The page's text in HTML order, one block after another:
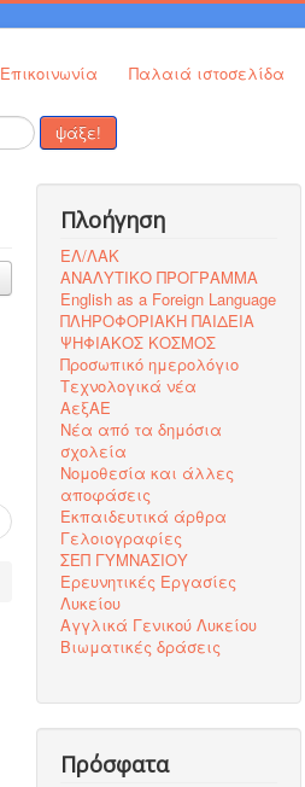
Επικοινωνία Παλαιά ιστοσελίδα
ψάξε!
Πλοήγηση
ΕΛ/ΛΑΚ
ΑΝΑΛΥΤΙΚΟ ΠΡΟΓΡΑΜΜΑ
English as a Foreign Language
ΠΛΗΡΟΦΟΡΙΑΚΗ ΠΑΙΔΕΙΑ
ΨΗΦΙΑΚΟΣ ΚΟΣΜΟΣ
Προσωπικό ημερολόγιο
Τεχνολογικά νέα
ΑεξΑΕ
Νέα από τα δημόσια
σχολεία
Νομοθεσία και άλλες
αποφάσεις
Εκπαιδευτικά άρθρα
Γελοιογραφίες
ΣΕΠ ΓΥΜΝΑΣΙΟΥ
Ερευνητικές Εργασίες
Λυκείου
Αγγλικά Γενικού Λυκείου
Βιωματικές δράσεις
Πρόσφατα